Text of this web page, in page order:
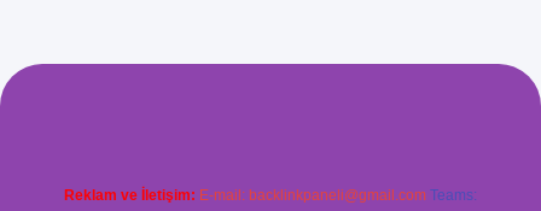
Reklam ve İletişim: E-mail: backlinkpaneli@gmail.com Teams: